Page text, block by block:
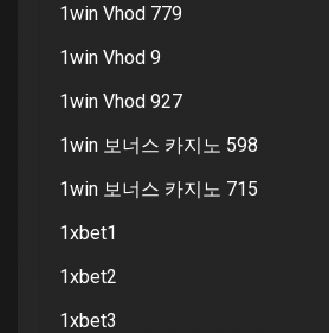
1win Vhod 779
1win Vhod 9
1win Vhod 927
1win 보너스 카지노 598
1win 보너스 카지노 715
1xbet1
1xbet2
1xbet3